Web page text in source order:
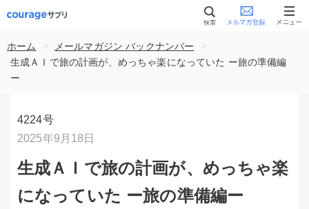
ホーム > メールマガジン バックナンバー
>
生成ＡＩで旅の計画が、めっちゃ楽になっていた ー旅の準備編
ー
4224号
2025年9月18日
生成ＡＩで旅の計画が、めっちゃ楽
になっていた ー旅の準備編ー